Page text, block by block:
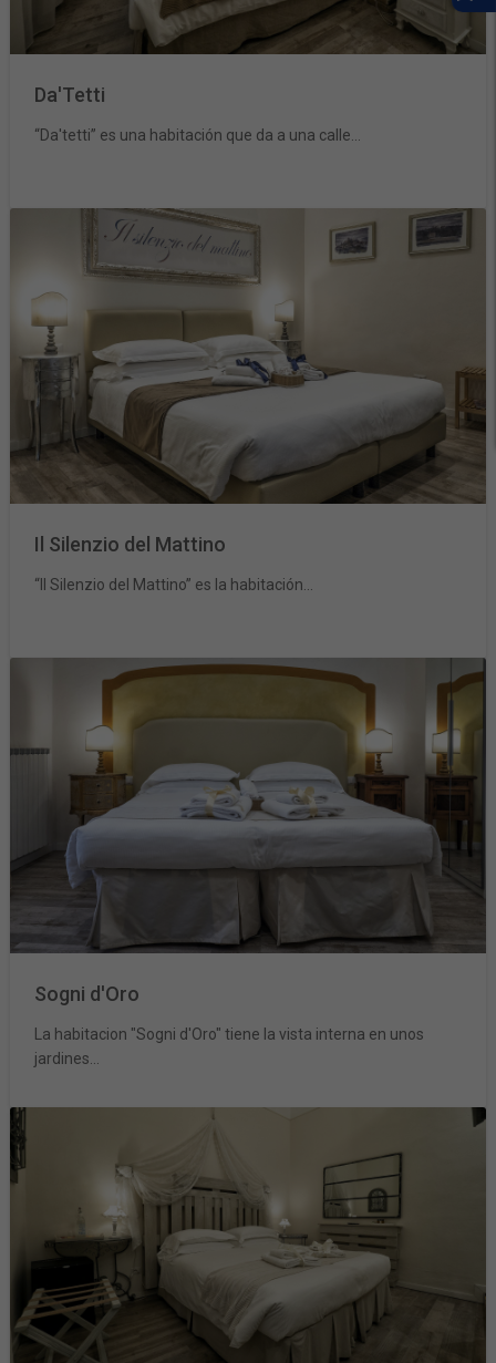
Da'Tetti
“Da'tetti” es una habitación que da a una calle...
Il Silenzio del Mattino
“Il Silenzio del Mattino” es la habitación...
Sogni d'Oro
La habitacion "Sogni d'Oro" tiene la vista interna en unos
jardines...